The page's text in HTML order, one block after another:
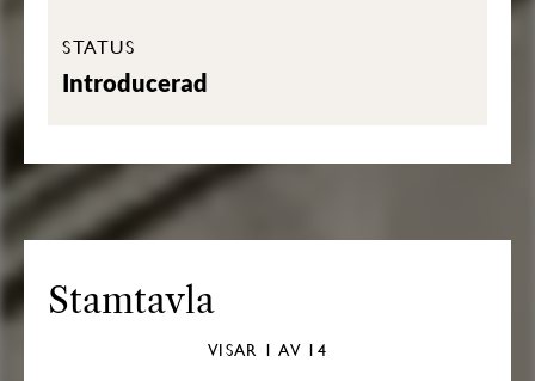
STATUS
Introducerad
Stamtavla
VISAR 1 AV 14